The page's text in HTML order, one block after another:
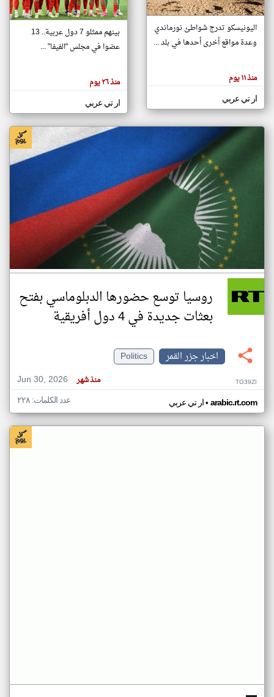
تغيير الدولة
اخبار جزر القمر على مدار الساعة
أهم اخبار جزر القمر العاجلة والمباشرة
هنا عن
وجهة
كاتبيها.
اليونيسكو تدرج شواطئ نورماندي
وعدة مواقع أخرى أحدها في بلد ...
منذ ١١ يوم
ار تي عربي
بينهم ممثلو 7 دول عربية.. 13
عضوا في مجلس "الفيفا" ...
منذ ٢٦ يوم
ار تي عربي
روسيا توسع حضورها الدبلوماسي بفتح
بعثات جديدة في 4 دول أفريقية
اخبار جزر القمر
Politics
Jun 30, 2026
منذ شهر TG39ZI
ار تي عربي• arabic.rt.com عدد الكلمات: ٢٢٨
klyoum.com